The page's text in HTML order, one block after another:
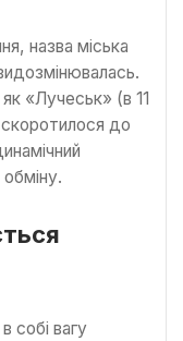
назва міська
«Лучеськ» (в 11
скоротилося до
собі вагу